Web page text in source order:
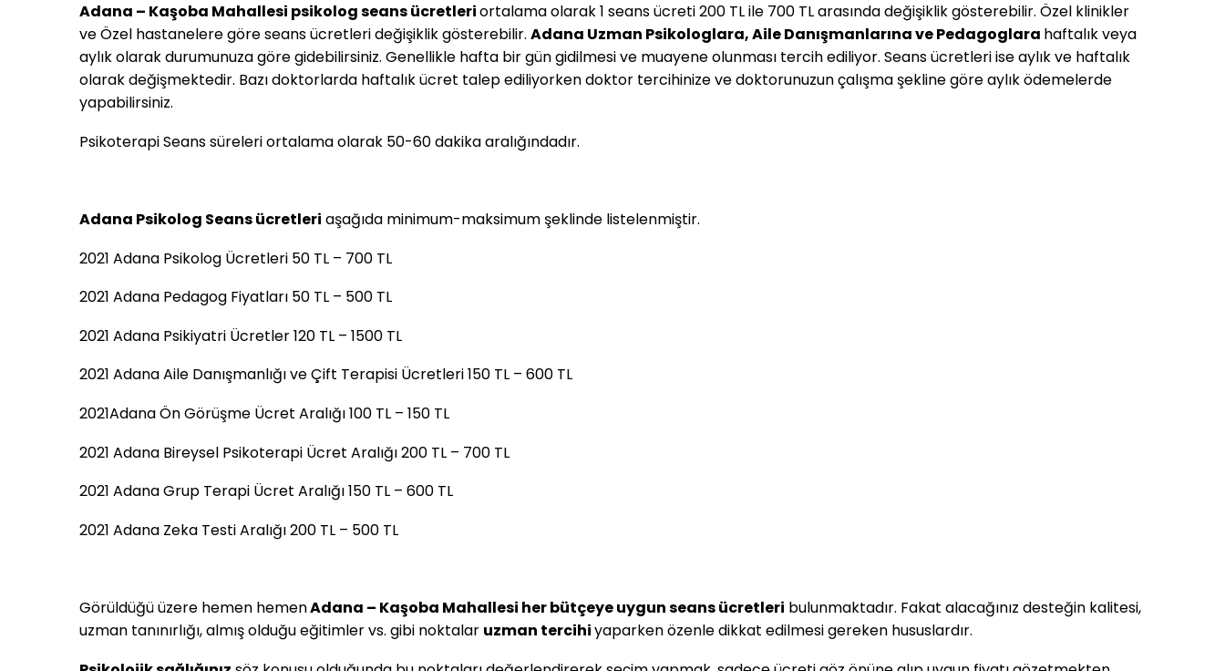
Adana – Kaşoba Mahallesi psikolog seans ücretleriortalama olarak 1 seans ücreti 200 TL ile 700 TL arasında değişiklik gösterebilir. Özel klinikler
ve Özel hastanelere göre seans ücretleri değişiklik gösterebilir. Adana Uzman Psikologlara, Aile Danışmanlarına ve Pedagoglara haftalık veya
aylık olarak durumunuza göre gidebilirsiniz. Genellikle hafta bir gün gidilmesi ve muayene olunması tercih ediliyor. Seans ücretleri ise aylık ve haftalık
olarak değişmektedir. Bazı doktorlarda haftalık ücret talep ediliyorken doktor tercihinize ve doktorunuzun çalışma şekline göre aylık ödemelerde
yapabilirsiniz.
Psikoterapi Seans süreleri ortalama olarak 50-60 dakika aralığındadır.
Adana Psikolog Seans ücretleri aşağıda minimum-maksimum şeklinde listelenmiştir.
2021 Adana Psikolog Ücretleri 50 TL – 700 TL
2021 Adana Pedagog Fiyatları 50 TL – 500 TL
2021 Adana Psikiyatri Ücretler 120 TL – 1500 TL
2021 Adana Aile Danışmanlığı ve Çift Terapisi Ücretleri 150 TL – 600 TL
2021Adana Ön Görüşme Ücret Aralığı 100 TL ­­­– 150 TL
2021 Adana Bireysel Psikoterapi Ücret Aralığı 200 TL – 700 TL
2021 Adana Grup Terapi Ücret Aralığı 150 TL – 600 TL
2021 Adana Zeka Testi Aralığı 200 TL – 500 TL
Görüldüğü üzere hemen hemenAdana – Kaşoba Mahallesi her bütçeye uygun seans ücretleri bulunmaktadır. Fakat alacağınız desteğin kalitesi,
uzman tanınırlığı, almış olduğu eğitimler vs. gibi noktalar uzman tercihiyaparken özenle dikkat edilmesi gereken hususlardır.